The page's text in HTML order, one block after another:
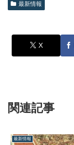
最新情報
X
関連記事
最新情報